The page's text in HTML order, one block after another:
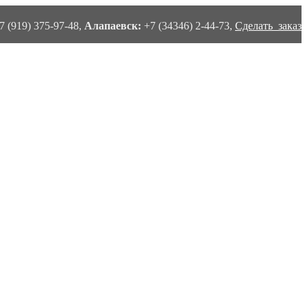
(919) 375-97-48, Алапаевск: +7 (34346) 2-44-73, Сделать заказ